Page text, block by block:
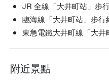
JR 全線「大井町站」步行
臨海線「大井町站」步行
東急電鐵大井町線「大井
附近景點